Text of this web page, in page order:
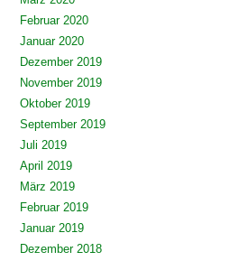
Februar 2020
Januar 2020
Dezember 2019
November 2019
Oktober 2019
September 2019
Juli 2019
April 2019
März 2019
Februar 2019
Januar 2019
Dezember 2018